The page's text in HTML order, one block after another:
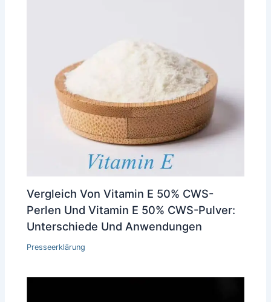
Vergleich Von Vitamin E 50% CWS-
Perlen Und Vitamin E 50% CWS-Pulver:
Unterschiede Und Anwendungen
Presseerklärung